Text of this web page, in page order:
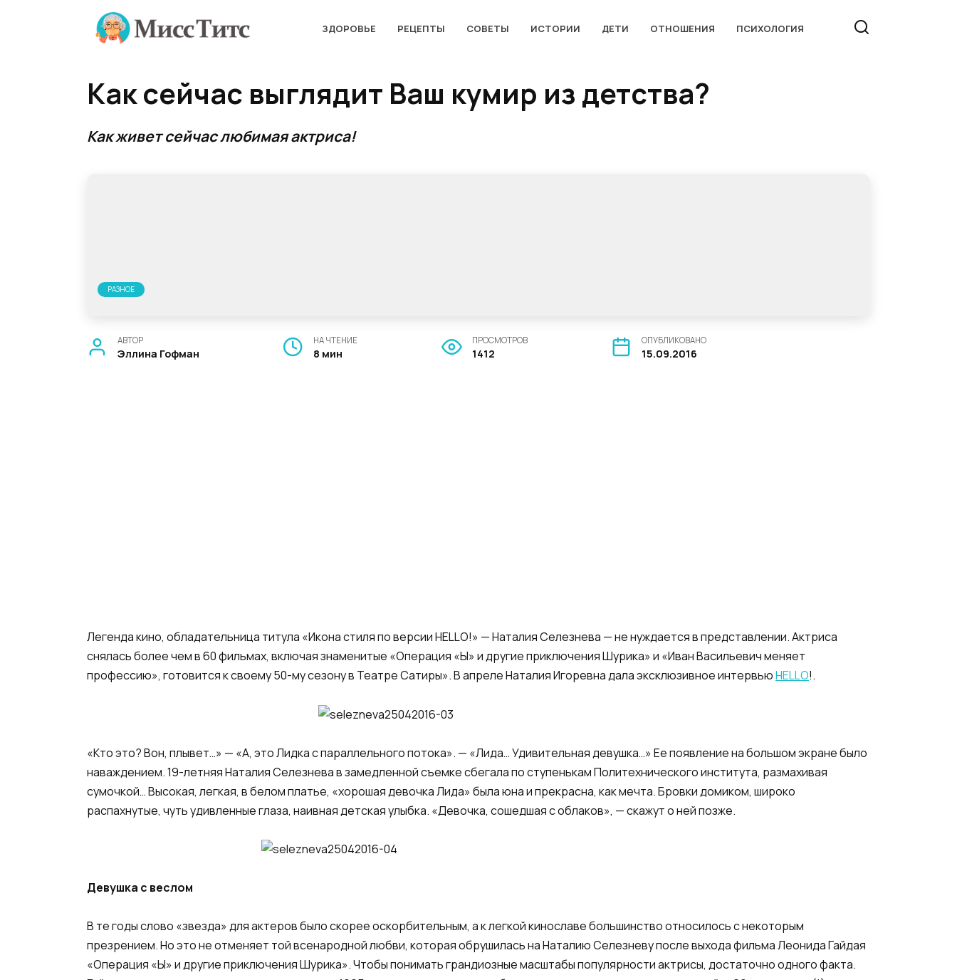
ЗДОРОВЬЕ РЕЦЕПТЫ СОВЕТЫ ИСТОРИИ ДЕТИ ОТНОШЕНИЯ ПСИХОЛОГИЯ
Как сейчас выглядит Ваш кумир из детства?
Как живет сейчас любимая актриса!
РАЗНОЕ
АВТОР
Эллина Гофман
НА ЧТЕНИЕ
8 мин
ПРОСМОТРОВ
1412
ОПУБЛИКОВАНО
15.09.2016
Легенда кино, обладательница титула «Икона стиля по версии HELLO!» — Наталия Селезнева — не нуждается в представлении. Актриса
снялась более чем в 60 фильмах, включая знаменитые «Операция «Ы» и другие приключения Шурика» и «Иван Васильевич меняет
профессию», готовится к своему 50-му сезону в Театре Сатиры». В апреле Наталия Игоревна дала эксклюзивное интервьюHELLO!.
«Кто это? Вон, плывет…» — «А, это Лидка с параллельного потока». — «Лида… Удивительная девушка…» Ее появление на большом экране было
наваждением. 19-летняя Наталия Селезнева в замедленной съемке сбегала по ступенькам Политехнического института, размахивая
сумочкой… Высокая, легкая, в белом платье, «хорошая девочка Лида» была юна и прекрасна, как мечта. Бровки домиком, широко
распахнутые, чуть удивленные глаза, наивная детская улыбка. «Девочка, сошедшая с облаков», — скажут о ней позже.
Девушка с веслом
В те годы слово «звезда» для актеров было скорее оскорбительным, а к легкой кинославе большинство относилось с некоторым
презрением. Но это не отменяет той всенародной любви, которая обрушилась на Наталию Селезневу после выхода фильма Леонида Гайдая
«Операция «Ы» и другие приключения Шурика». Чтобы понимать грандиозные масштабы популярности актрисы, достаточно одного факта.